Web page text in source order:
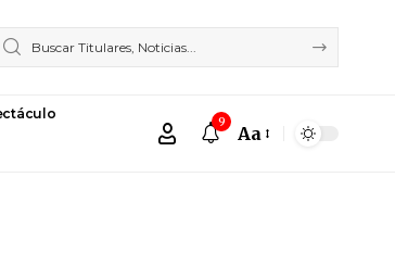
9
Font
Aa